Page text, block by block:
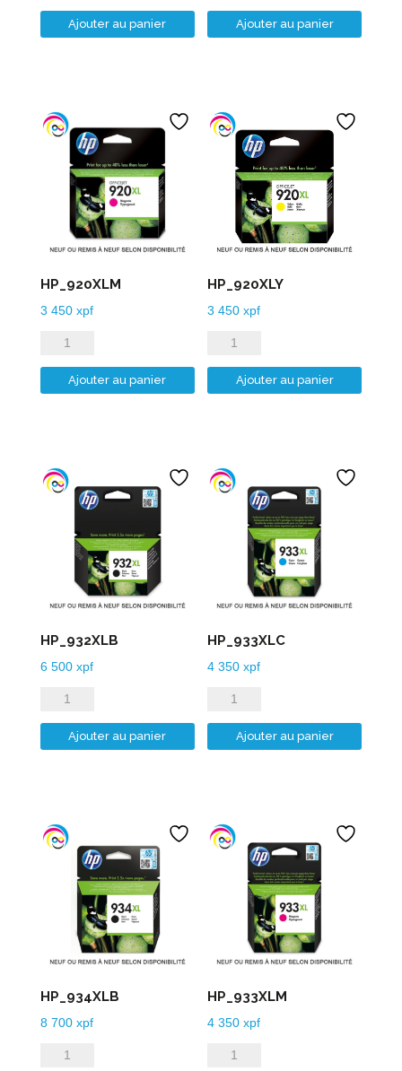
de
HP_920XLB
Ajouter au panier
de
HP_920XLC
Ajouter au panier
HP_920XLM
3 450 xpf
quantité
de
HP_920XLM
Ajouter au panier
HP_920XLY
3 450xpf
quantité
de
HP_920XLY
Ajouter au panier
HP_932XLB
6 500 xpf
quantité
de
HP_932XLB
Ajouter au panier
HP_933XLC
4 350xpf
quantité
de
HP_933XLC
Ajouter au panier
HP_934XLB
8 700 xpf
quantité
HP_933XLM
4 350xpf
quantité